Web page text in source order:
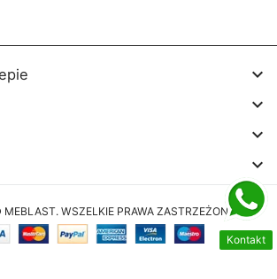




Kontakt
WSZELKIE PRAWA ZASTRZEŻONE